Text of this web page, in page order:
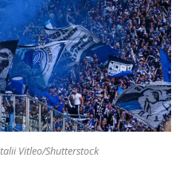
Vitleo/Shutterstock